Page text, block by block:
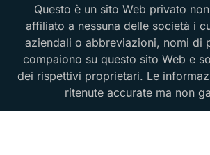
Questo è un sito Web privato
affiliato a nessuna delle società i
aziendali o abbreviazioni, nomi di
compaiono su questo sito Web e
dei rispettivi proprietari. Le
ritenute accurate ma non